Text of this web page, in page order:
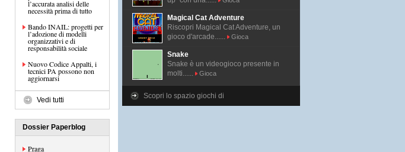
l’accurata analisi delle
necessità prima di tutto
Bando INAIL: progetti per
l’adozione di modelli
organizzativi e di
responsabilità sociale
Nuovo Codice Appalti, i
tecnici PA possono non
aggiornarsi
Vedi tutti
Dossier Paperblog
Praga
Magical Cat Adventure
Riscopri Magical Cat Adventure, un
gioco d'arcade......
Gioca
Snake
Snake è un videogioco presente in
molti......
Gioca
Scopri lo spazio giochi di